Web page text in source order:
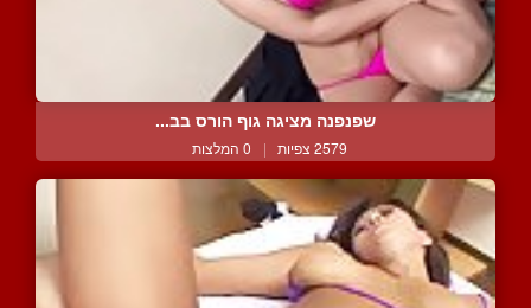
שפנפנה מציגה גוף הורס בב...
2579 צפיות | 0 המלצות